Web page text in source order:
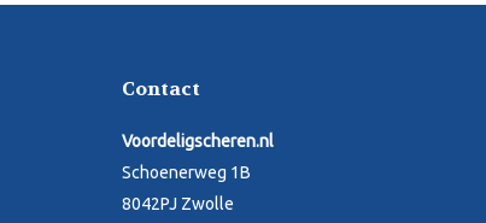
Contact
Voordeligscheren.nl
Schoenerweg 1B
8042PJ Zwolle